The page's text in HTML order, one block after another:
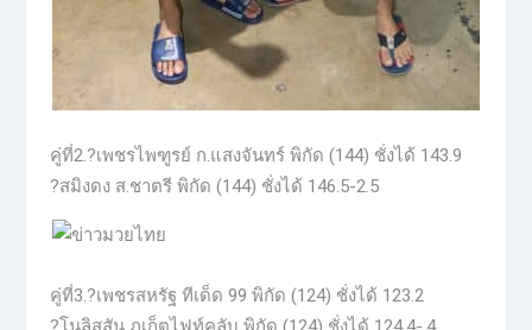
คู่ที่2.?เพชรไพฑูรย์ ก.แสงจันทร์ พิกัด (144) ชั่งได้ 143.9
?สมิงดง ส.ชาตรี พิกัด (144) ชั่งได้ 146.5-2.5
คู่ที่3.?เพชรสหรัฐ ทีเด็ด 99 พิกัด (124) ชั่งได้ 123.2